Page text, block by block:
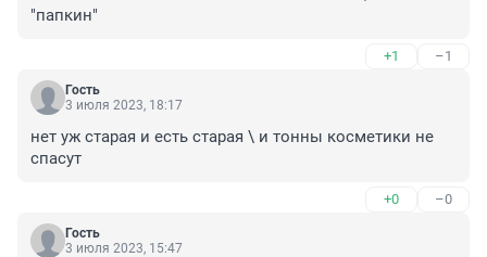
"папкин"
+1 –1
Гость
3 июля 2023, 18:17
нет уж старая и есть старая \ и тонны косметики не
спасут
+0 –0
Гость
3 июля 2023, 15:47